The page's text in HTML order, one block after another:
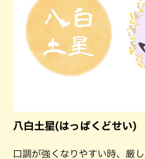
八白土星(はっぱくどせい)
口調が強くなりやすい時、厳